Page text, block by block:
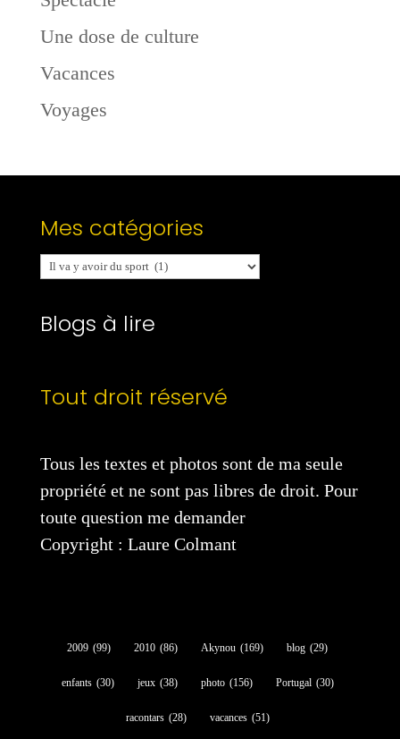
Une dose de culture
Vacances
Voyages
Mes catégories
Mes
catégories
Blogs à lire
Tout droit réservé
Tous les textes et photos sont de ma seule
propriété et ne sont pas libres de droit. Pour
toute question me demander
Copyright : Laure Colmant
2009 (99) 2010 (86) Akynou (169) blog (29)
enfants (30) jeux (38) photo (156) Portugal (30)
racontars (28) vacances (51)